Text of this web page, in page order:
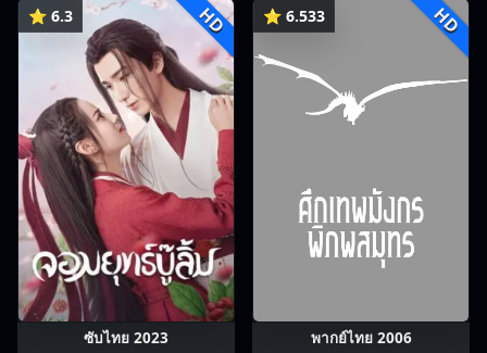
⭐ 6.3 HD
ซับไทย 2023
⭐ 6.533 HD
พากย์ไทย 2006